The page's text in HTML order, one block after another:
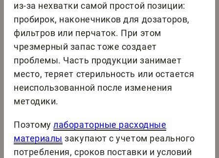
из-за нехватки самой простой позиции:
пробирок, наконечников для дозаторов,
фильтров или перчаток. При этом
чрезмерный запас тоже создает
проблемы. Часть продукции занимает
место, теряет стерильность или остается
неиспользованной после изменения
методики.
Поэтомулабораторные расходные
материалы закупают с учетом реального
потребления, сроков поставки и условий